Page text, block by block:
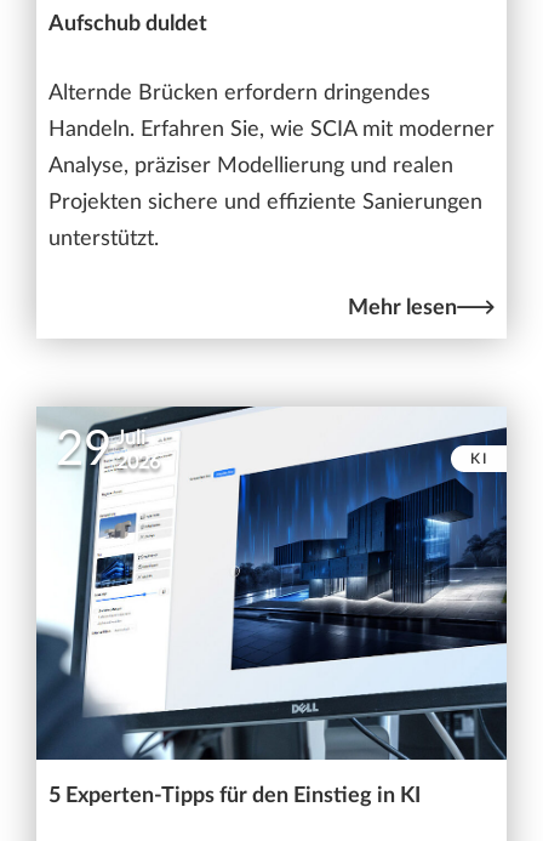
Aufschub duldet
Alternde Brücken erfordern dringendes
Handeln. Erfahren Sie, wie SCIA mit moderner
Analyse, präziser Modellierung und realen
Projekten sichere und effiziente Sanierungen
unterstützt.
Mehr lesen
29 Juli
2026
KI
5 Experten-Tipps für den Einstieg in KI